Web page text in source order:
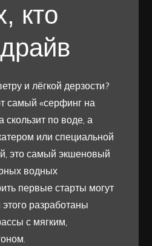
кто
и лёгкой дерзости?
самый «серфинг на
скользит по воде, а
или специальной
это самый экшеновый
водных
первые старты могут
разработаны
с мягким,